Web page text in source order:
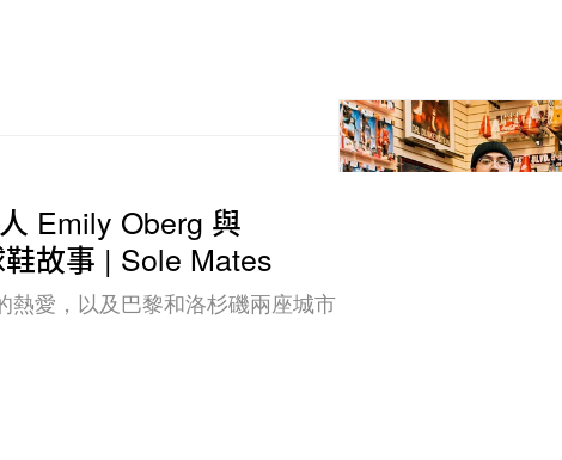
Emily Oberg 與
故事 | Sole Mates
熱愛，以及巴黎和洛杉磯兩座城市